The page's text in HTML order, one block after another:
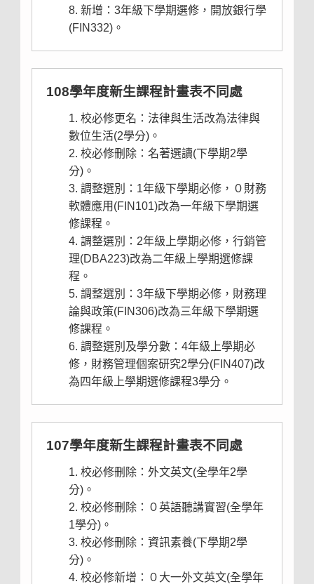
新增：3年級下學期選修，開放銀行學
(FIN332)。
108學年度新生課程計畫表不同處
校必修更名：法律與生活改為法律與
數位生活(2學分)。
校必修刪除：名著選讀(下學期2學
分)。
調整選別：1年級下學期必修，０財務
軟體應用(FIN101)改為一年級下學期選
修課程。
調整選別：2年級上學期必修，行銷管
理(DBA223)改為二年級上學期選修課
程。
調整選別：3年級下學期必修，財務理
論與政策(FIN306)改為三年級下學期選
修課程。
調整選別及學分數：4年級上學期必
修，財務管理個案研究2學分(FIN407)改
為四年級上學期選修課程3學分。
107學年度新生課程計畫表不同處
校必修刪除：外文英文(全學年2學
分)。
校必修刪除：０英語聽講實習(全學年
1學分)。
校必修刪除：資訊素養(下學期2學
分)。
校必修新增：０大一外文英文(全學年